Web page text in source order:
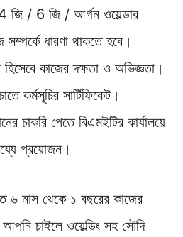
/ 6 জি / আর্গন ওয়েল্ডার
সম্পর্কে ধারণা থাকতে হবে।
হিসেবে কাজের দক্ষতা ও অভিজ্ঞতা।
কর্মসূচির সার্টিফিকেট।
চাকরি পেতে বিএমইটির কার্যালয়ে
প্রয়োজন।
৬ মাস থেকে ১ বছরের কাজের
চাইলে ওয়েল্ডিং সহ সৌদি